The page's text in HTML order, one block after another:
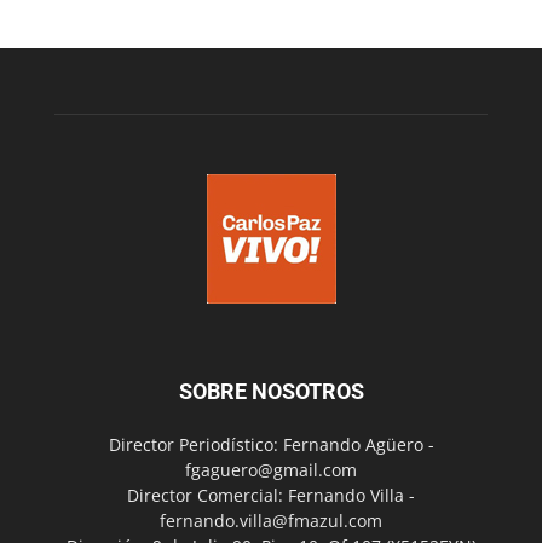
SOBRE NOSOTROS
Director Periodístico: Fernando Agüero -
fgaguero@gmail.com
Director Comercial: Fernando Villa -
fernando.villa@fmazul.com